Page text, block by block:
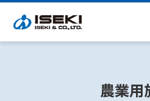
農業用